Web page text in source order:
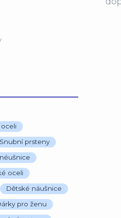
Snubní prsteny
oceli
Dětské náušnice
pro ženu